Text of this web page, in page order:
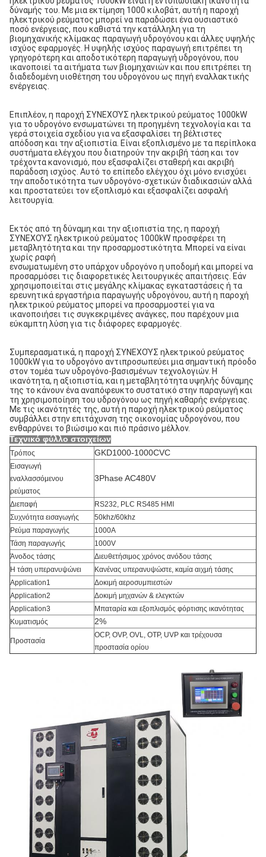
δύναμής του. Με μια εκτίμηση 1000 κιλοβάτ, αυτή η παροχή
ηλεκτρικού ρεύματος μπορεί να παραδώσει ένα ουσιαστικό
ποσό ενέργειας, που καθιστά την κατάλληλη για τη
βιομηχανικής κλίμακας παραγωγή υδρογόνου και άλλες υψηλής
ισχύος εφαρμογές. Η υψηλής ισχύος παραγωγή επιτρέπει τη
γρηγορότερη και αποδοτικότερη παραγωγή υδρογόνου, που
ικανοποιεί τα αιτήματα των βιομηχανιών και που επιτρέπει τη
διαδεδομένη υιοθέτηση του υδρογόνου ως πηγή εναλλακτικής
ενέργειας.
Επιπλέον, η παροχή ΣΥΝΕΧΟΎΣ ηλεκτρικού ρεύματος 1000kW
για το υδρογόνο ενσωματώνει τη προηγμένη τεχνολογία και τα
γερά στοιχεία σχεδίου για να εξασφαλίσει τη βέλτιστες
απόδοση και την αξιοπιστία. Είναι εξοπλισμένο με τα περίπλοκα
συστήματα ελέγχου που διατηρούν την ακριβή τάση και τον
τρέχοντα κανονισμό, που εξασφαλίζει σταθερή και ακριβή
παράδοση ισχύος. Αυτό το επίπεδο ελέγχου όχι μόνο ενισχύει
την αποδοτικότητα των υδρογόνο-σχετικών διαδικασιών αλλά
και προστατεύει τον εξοπλισμό και εξασφαλίζει ασφαλή
λειτουργία.
Εκτός από τη δύναμη και την αξιοπιστία της, η παροχή
ΣΥΝΕΧΟΎΣ ηλεκτρικού ρεύματος 1000kW προσφέρει τη
μεταβλητότητα και την προσαρμοστικότητα. Μπορεί να είναι
χωρίς ραφή
ενσωματωμένη στο υπάρχον υδρογόνο η υποδομή και μπορεί να
προσαρμόσει τις διαφορετικές λειτουργικές απαιτήσεις. Εάν
χρησιμοποιείται στις μεγάλης κλίμακας εγκαταστάσεις ή τα
ερευνητικά εργαστήρια παραγωγής υδρογόνου, αυτή η παροχή
ηλεκτρικού ρεύματος μπορεί να προσαρμοστεί για να
ικανοποιήσει τις συγκεκριμένες ανάγκες, που παρέχουν μια
εύκαμπτη λύση για τις διάφορες εφαρμογές.
Συμπερασματικά, η παροχή ΣΥΝΕΧΟΎΣ ηλεκτρικού ρεύματος
1000kW για το υδρογόνο αντιπροσωπεύει μια σημαντική πρόοδο
στον τομέα των υδρογόνο-βασισμένων τεχνολογιών. Η
ικανότητα, η αξιοπιστία, και η μεταβλητότητα υψηλής δύναμης
της το κάνουν ένα αναπόφευκτο συστατικό στην παραγωγή και
τη χρησιμοποίηση του υδρογόνου ως πηγή καθαρής ενέργειας.
Με τις ικανότητές της, αυτή η παροχή ηλεκτρικού ρεύματος
συμβάλλει στην επιτάχυνση της οικονομίας υδρογόνου, που
ενθαρρύνει το βιώσιμο και πιό πράσινο μέλλον.
Τεχνικό φύλλο στοιχείων
Τρόπος GKD1000-1000CVC
Εισαγωγή
εναλλασσόμενου
ρεύματος
3Phase AC480V
Διεπαφή
RS232, PLC RS485 HMI
Συχνότητα εισαγωγής
50khz/60khz
Ρεύμα παραγωγής
1000A
Τάση παραγωγής
1000V
Άνοδος τάσης
Διευθετήσιμος χρόνος ανόδου τάσης
Η τάση υπερανυψώνει
Κανένας υπερανυψώστε, καμία αιχμή τάσης
Application1
Δοκιμή αεροσυμπιεστών
Application2
Δοκιμή μηχανών & ελεγκτών
Application3
Μπαταρία και εξοπλισμός φόρτισης ικανότητας
Κυματισμός
2%
Προστασία
OCP, OVP, OVL, OTP, UVP και τρέχουσα
προστασία ορίου